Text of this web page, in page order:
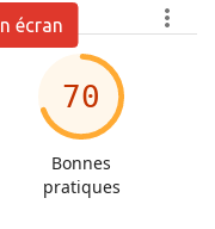
écran